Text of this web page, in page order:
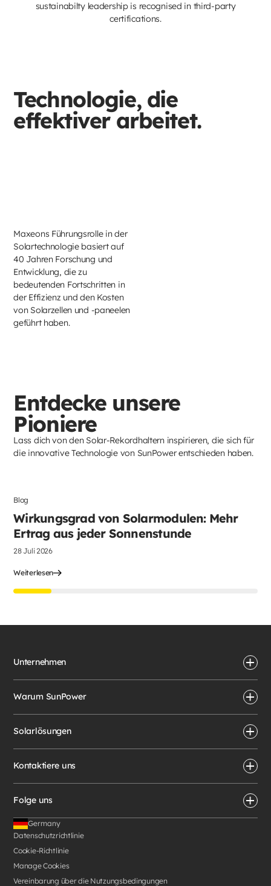
sustainabilty leadership is recognised in third-party
certifications.
Technologie, die
effektiver arbeitet.
Maxeons Führungsrolle in der
Solartechnologie basiert auf
40 Jahren Forschung und
Entwicklung, die zu
bedeutenden Fortschritten in
der Effizienz und den Kosten
von Solarzellen und -paneelen
geführt haben.
Entdecke unsere
Pioniere
Lass dich von den Solar-Rekordhaltern inspirieren, die sich für
die innovative Technologie von SunPower entschieden haben.
Sonnenkollektoren
Blog
Wirkungsgrad von Solarmodulen: Mehr
Ertrag aus jeder Sonnenstunde
28 Juli 2026
Weiterlesen
Unternehmen
Warum SunPower
Solarlösungen
Kontaktiere uns
Folge uns
Datenschutzrichtlinie
Cookie-Richtlinie
Manage Cookies
Vereinbarung über die Nutzungsbedingungen
Germany